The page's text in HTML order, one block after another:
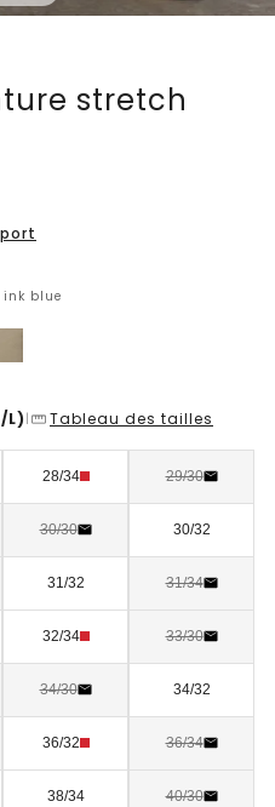
stretch
blue
L)| Tableau des tailles
28/34 29/30
30/30 30/32
31/32 31/34
32/34 33/30
34/30 34/32
36/32 36/34
38/34 40/30